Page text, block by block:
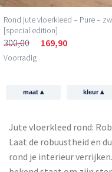
Rond jute vloerkleed – Pure –
[special edition]
300,00 169,90
Voorradig
maat ▴ kleur▴
Jute vloerkleed rond:
Laat de robuustheid en
rond je interieur verrijken.